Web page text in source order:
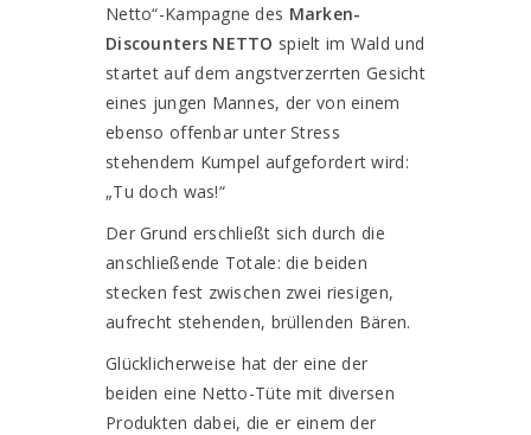
Netto“-Kampagne des Marken-
Discounters NETTO spielt im Wald und
startet auf dem angstverzerrten Gesicht
eines jungen Mannes, der von einem
ebenso offenbar unter Stress
stehendem Kumpel aufgefordert wird:
„Tu doch was!“
Der Grund erschließt sich durch die
anschließende Totale: die beiden
stecken fest zwischen zwei riesigen,
aufrecht stehenden, brüllenden Bären.
Glücklicherweise hat der eine der
beiden eine Netto-Tüte mit diversen
Produkten dabei, die er einem der